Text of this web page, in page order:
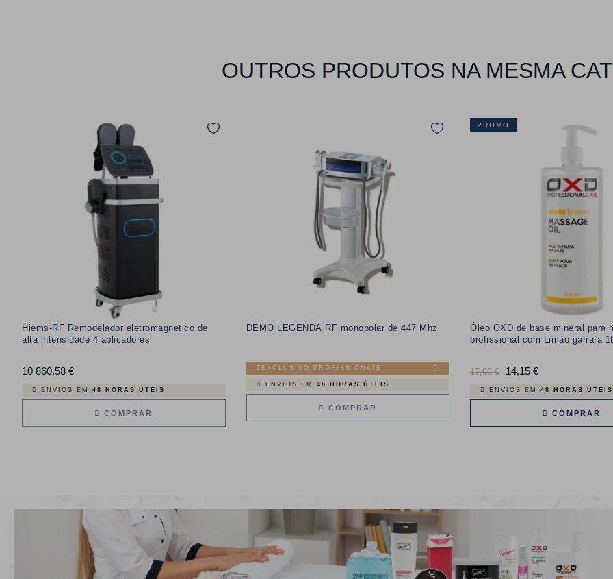
OUTROS PRODUTOS NA MESMA
Hiems-RF Remodelador eletromagnético de
alta intensidade 4 aplicadores
10 860,58 €Preço
ENVIOS EM 48 HORAS ÚTEIS
COMPRAR
DEMO LEGENDA RF monopolar de 447 Mhz
EXCLUSIVO PROFISSIONAIS
ENVIOS EM 48 HORAS ÚTEIS
COMPRAR
PROMO
Óleo OXD de base mineral para
profissional com Limão garrafa
Preço
normal
17,68 € 14,15 €Preço
ENVIOS EM 48 HORAS ÚTEIS
COMPRAR